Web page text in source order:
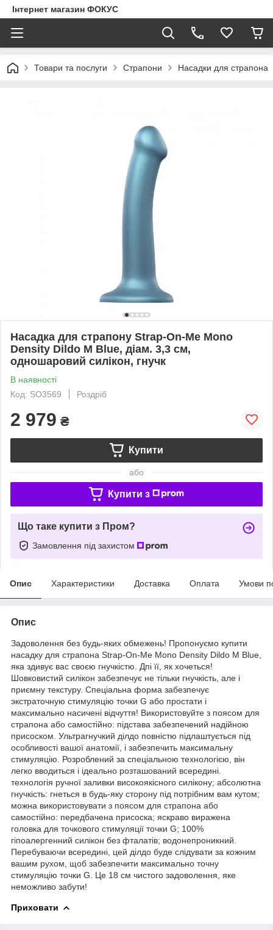
Інтернет магазин ФОКУС
Товари та послуги Страпони Насадки для страпона
Насадка для страпону Strap-On-Me Mono
Density Dildo M Blue, діам. 3,3 см,
одношаровий силікон, гнучк
В наявності
Код: SO3569
Роздріб
2 979 ₴
Купити
або
Купити з
Що таке купити з Пром?
Замовлення під захистом
Опис Характеристики Доставка Оплата Умови
Опис
Задоволення без будь-яких обмежень! Пропонуємо купити
насадку для страпона Strap-On-Me Mono Density Dildo M Blue,
яка здивує вас своєю гнучкістю. Дпі її, як хочеться!
Шовковистий силікон забезпечує не тільки гнучкість, але і
приємну текстуру. Спеціальна форма забезпечує
экстраточную стимуляцію точки G або простати і
максимально насичені відчуття! Використовуйте з поясом для
страпона або самостійно: підстава забезпечений надійною
присоском. Ультрагнучкий ділдо повністю підлаштується під
особливості вашої анатомії, і забезпечить максимальну
стимуляцію. Розроблений за спеціальною технологією, він
легко вводиться і ідеально розташований всередині.
технологія ручної заливки високоякісного силікону; абсолютна
гнучкість: гнеться в будь-яку сторону під потрібним вам кутом;
можна використовувати з поясом для страпона або
самостійно: передбачена присоска; яскраво виражена
головка для точкового стимуляції точки G; 100%
гіпоалергенний силікон без фталатів; водонепроникний.
Перебуваючи всередині, цей ділдо буде слідувати за кожним
вашим рухом, щоб забезпечити максимально точну
стимуляцію точки G. Це 18 см чистого задоволення, яке
неможливо забути!
Приховати